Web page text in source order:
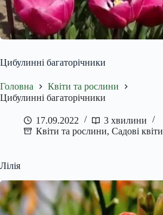
Цибулинні багаторічники
Головна
Квіти та рослини
Цибулинні багаторічники
17.09.2022
3 хвилини
Квіти та рослини, Садові квіти
Лілія